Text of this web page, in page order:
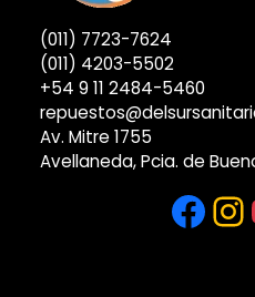
(011) 7723-7624
(011) 4203-5502
+54 9 11 2484-5460
Av. Mitre 1755
Avellaneda, Pcia. de